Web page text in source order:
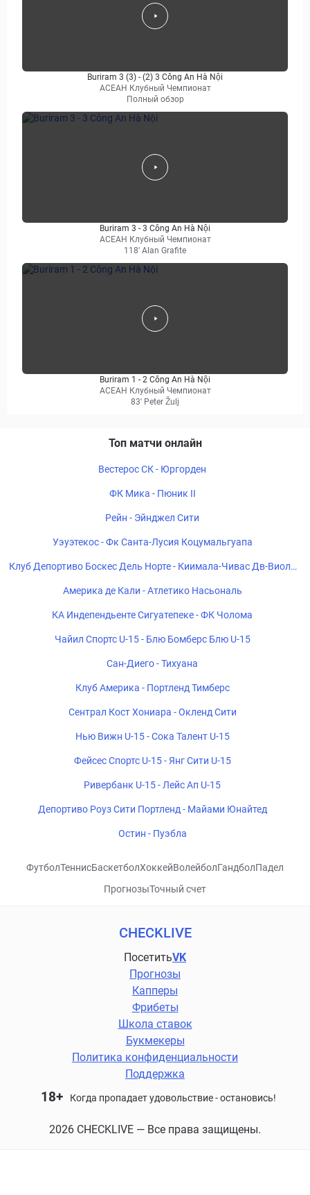
Buriram 3 (3) - (2) 3 Công An Hà Nội
АСЕАН Клубный Чемпионат
Полный обзор
Buriram 3 - 3 Công An Hà Nội
АСЕАН Клубный Чемпионат
118' Alan Grafite
Buriram 1 - 2 Công An Hà Nội
АСЕАН Клубный Чемпионат
83' Peter Žulj
Топ матчи онлайн
Вестерос СК - Юргорден
ФК Мика - Пюник II
Рейн - Эйнджел Сити
Уэуэтекос - Фк Санта-Лусия Коцумальгуапа
Клуб Депортиво Боскес Дель Норте - Киимала-Чивас Дв-Виоле
Америка де Кали - Атлетико Насьональ
КА Индепендьенте Сигуатепеке - ФК Чолома
Чайил Спортс U-15 - Блю Бомберс Блю U-15
Сан-Диего - Тихуана
Клуб Америка - Портленд Тимберс
Сентрал Кост Хониара - Окленд Сити
Нью Вижн U-15 - Сока Талент U-15
Фейсес Спортс U-15 - Янг Сити U-15
Ривербанк U-15 - Лейс Ап U-15
Депортиво Роуз Сити Портленд - Майами Юнайтед
Остин - Пуэбла
ФутболТеннисБаскетболХоккейВолейболГандболПадел
ПрогнозыТочный счет
CHECKLIVE
ПосетитьVK
Прогнозы
Капперы
Фрибеты
Школа ставок
Букмекеры
Политика конфиденциальности
Поддержка
18+ Когда пропадает удовольствие - остановись!
2026 CHECKLIVE — Все права защищены.